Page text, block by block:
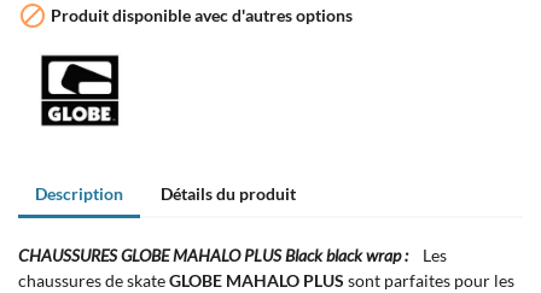
 Produit disponible avec d'autres options
Description Détails du produit
CHAUSSURES GLOBE MAHALO PLUS Black black wrap :
Les
chaussures de skateGLOBE MAHALO PLUS sont parfaites pour les